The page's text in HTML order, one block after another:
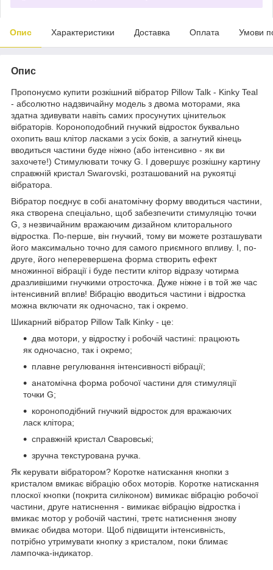
Опис Характеристики Доставка Оплата Умови
Опис
Пропонуємо купити розкішний вібратор Pillow Talk - Kinky Teal
- абсолютно надзвичайну модель з двома моторами, яка
здатна здивувати навіть самих просунутих цінительок
вібраторів. Короноподобний гнучкий відросток буквально
охопить ваш клітор ласками з усіх боків, а загнутий кінець
вводиться частини буде ніжно (або інтенсивно - як ви
захочете!) Стимулювати точку G. І довершує розкішну картину
справжній кристал Swarovski, розташований на рукоятці
вібратора.
Вібратор поєднує в собі анатомічну форму вводиться частини,
яка створена спеціально, щоб забезпечити стимуляцію точки
G, з незвичайним вражаючим дизайном клиторального
відростка. По-перше, він гнучкий, тому ви можете розташувати
його максимально точно для самого приємного впливу. І, по-
друге, його неперевершена форма створить ефект
множинної вібрації і буде пестити клітор відразу чотирма
дразливішими гнучкими отросточка. Дуже ніжне і в той же час
інтенсивний вплив! Вібрацію вводиться частини і відростка
можна включати як одночасно, так і окремо.
Шикарний вібратор Pillow Talk Kinky - це:
два мотори, у відростку і робочій частині: працюють
як одночасно, так і окремо;
плавне регулювання інтенсивності вібрації;
анатомічна форма робочої частини для стимуляції
точки G;
короноподібний гнучкий відросток для вражаючих
ласк клітора;
справжній кристал Сваровські;
зручна текстурована ручка.
Як керувати вібратором? Коротке натискання кнопки з
кристалом вмикає вібрацію обох моторів. Коротке натискання
плоскої кнопки (покрита силіконом) вимикає вібрацію робочої
частини, друге натиснення - вимикає вібрацію відростка і
вмикає мотор у робочій частині, третє натиснення знову
вмикає обидва мотори. Щоб підвищити інтенсивність,
потрібно утримувати кнопку з кристалом, поки блимає
лампочка-індикатор.